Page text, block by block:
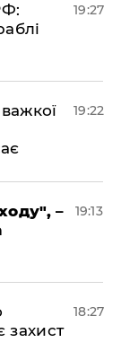
19:27
19:22
–
19:13
захист
18:27